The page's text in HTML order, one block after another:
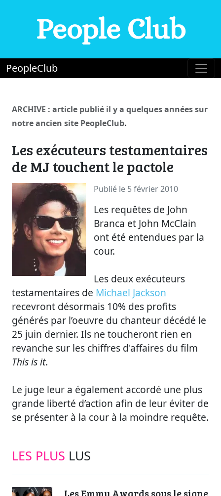
People Club
PeopleClub
ARCHIVE : article publié il y a quelques années sur
notre ancien site PeopleClub.
Les exécuteurs testamentaires
de MJ touchent le pactole
Publié le 5 février 2010
Les requêtes de John
Branca et John McClain
ont été entendues par la
cour.
Les deux exécuteurs
testamentaires de Michael Jackson
recevront désormais 10% des profits
générés par l’oeuvre du chanteur décédé le
25 juin dernier. Ils ne toucheront rien en
revanche sur les chiffres d'affaires du film
This is it.
Le juge leur a également accordé une plus
grande liberté d’action afin de leur éviter de
se présenter à la cour à la moindre requête.
LES PLUS LUS
Les Emmy Awards sous le signe